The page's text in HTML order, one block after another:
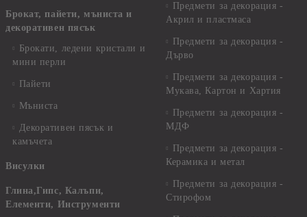
Брокат, пайети, мъниста и
декоративен пясък
Брокати, ледени кристали и
мини перли
Пайети
Мъниста
Декоративен пясък и
камъчета
Висулки
Глина,Гипс, Калъпи,
Елементи, Инструменти
Предмети за декорация -
Акрил и пластмаса
Предмети за декорация -
Дърво
Предмети за декорация -
Мукава, Картон и Хартия
Предмети за декорация -
МДФ
Предмети за декорация -
Керамика и метал
Предмети за декорация -
Стирофом